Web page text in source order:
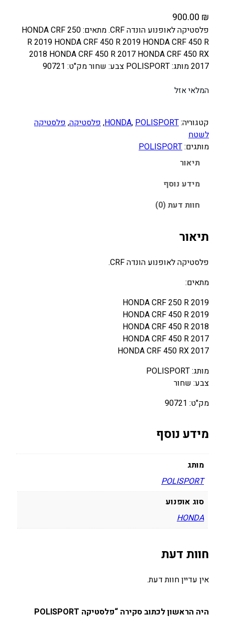
900.00 ₪
פלסטיקה לאופנוע הונדה CRF. מתאים: HONDA CRF 250
R 2019 HONDA CRF 450 R 2019 HONDA CRF 450 R
2018 HONDA CRF 450 R 2017 HONDA CRF 450 RX
2017 מותג: POLISPORT צבע: שחור מק"ט: 90721
המלאי אזל
קטגוריה: HONDA, POLISPORT
, פלסטיקה, פלסטיקה
לשטח
מותגים:POLISPORT
תיאור
מידע נוסף
חוות דעת (0)
תיאור
פלסטיקה לאופנוע הונדה CRF.
מתאים:
HONDA CRF 250 R 2019
HONDA CRF 450 R 2019
HONDA CRF 450 R 2018
HONDA CRF 450 R 2017
HONDA CRF 450 RX 2017
מותג: POLISPORT
צבע: שחור
מק"ט: 90721
מידע נוסף
מותג
POLISPORT
סוג אופנוע
HONDA
חוות דעת
אין עדיין חוות דעת.
היה הראשון לכתוב סקירה “פלסטיקה POLISPORT